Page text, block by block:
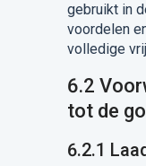
gebruikt in
voordelen
volledige
6.2
tot de
6.2.1